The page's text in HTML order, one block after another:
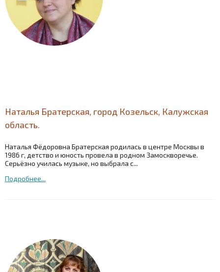
Наталья Братерская, город Козельск, Калужская
область.
Наталья Фёдоровна Братерская родилась в центре Москвы в
1986 г, детство и юность провела в родном Замоскворечье.
Серьёзно училась музыке, но выбрала с...
Подробнее...